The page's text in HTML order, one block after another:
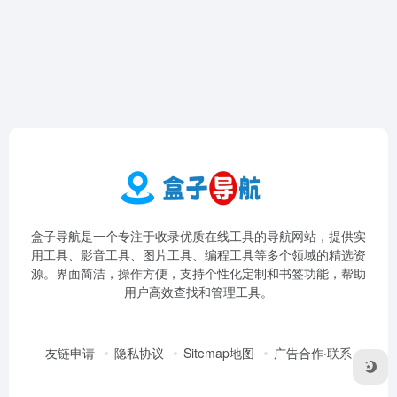
盒子导航是一个专注于收录优质在线工具的导航网站，提供实
用工具、影音工具、图片工具、编程工具等多个领域的精选资
源。界面简洁，操作方便，支持个性化定制和书签功能，帮助
用户高效查找和管理工具。
友链申请 隐私协议 Sitemap地图 广告合作·联系